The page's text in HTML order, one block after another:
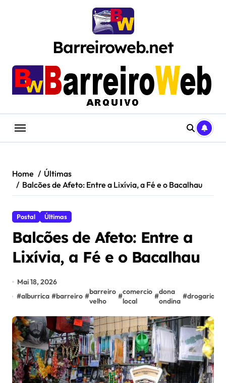
Barreiroweb.net
Home
Últimas
Balcões de Afeto: Entre a Lixívia, a Fé e o Bacalhau
Postal Últimas
Balcões de Afeto: Entre a
Lixívia, a Fé e o Bacalhau
Mai 18, 2026
#alburrica #barreiro #
barreiro
velho
#
comercio
local
#
dona
ondina
#drogaria